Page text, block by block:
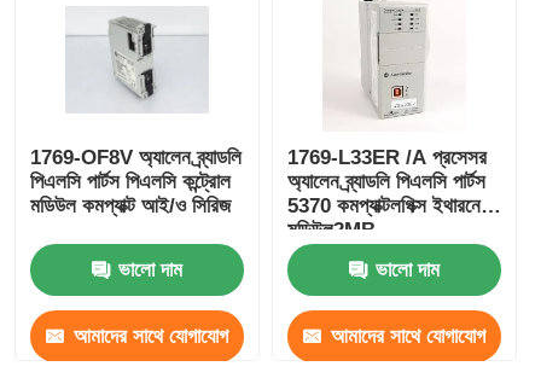
1769-OF8V অ্যালেন ব্র্যাডলি
পিএলসি পার্টস পিএলসি কন্ট্রোল
মডিউল কমপ্যাক্ট আই/ও সিরিজ
ভালো দাম
আমাদের সাথে যোগাযোগ
1769-L33ER /A প্রসেসর
অ্যালেন ব্র্যাডলি পিএলসি পার্টস
5370 কমপ্যাক্টলগিক্স ইথারনেট
মডিউল2MB
ভালো দাম
আমাদের সাথে যোগাযোগ